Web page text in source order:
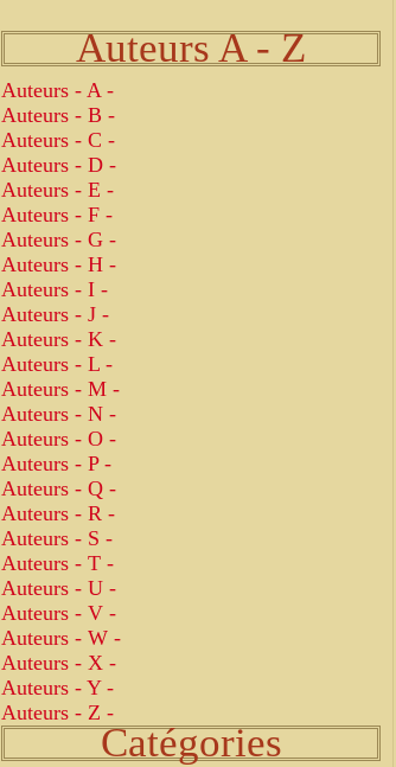
Auteurs A - Z
Auteurs - A -
Auteurs - B -
Auteurs - C -
Auteurs - D -
Auteurs - E -
Auteurs - F -
Auteurs - G -
Auteurs - H -
Auteurs - I -
Auteurs - J -
Auteurs - K -
Auteurs - L -
Auteurs - M -
Auteurs - N -
Auteurs - O -
Auteurs - P -
Auteurs - Q -
Auteurs - R -
Auteurs - S -
Auteurs - T -
Auteurs - U -
Auteurs - V -
Auteurs - W -
Auteurs - X -
Auteurs - Y -
Auteurs - Z -
Catégories